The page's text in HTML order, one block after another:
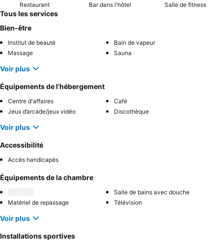
Restaurant Bar dans l'hôtel Salle de fitness
Tous les services
Bien-être
Institut de beauté
Bain de vapeur
Massage
Sauna
Voir plus
Équipements de l’hébergement
Centre d'affaires
Café
Jeux d’arcade/jeux vidéo
Discothèque
Voir plus
Accessibilité
Accès handicapés
Équipements de la chambre
Salle de bains avec douche
Matériel de repassage
Télévision
Voir plus
Installations sportives